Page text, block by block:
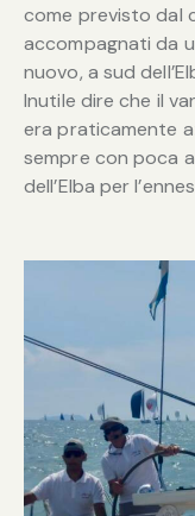
come previsto dal
accompagnati da
nuovo, a sud
Inutile dire che il
era praticamente
sempre con poca
dell’Elba per